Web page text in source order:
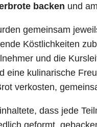
backen und
gemeinsam
Köstlichkeiten
und die
eine kulinarische
verkosten,
dass jede
geformt,